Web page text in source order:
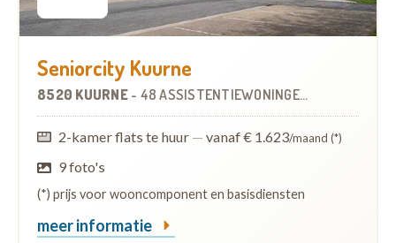
Seniorcity Kuurne
8520 KUURNE - 48 ASSISTENTIEWONINGEN
2-kamer flats te huur — vanaf € 1.623/maand (*)
9 foto's
(*) prijs voor wooncomponent en basisdiensten
meer informatie